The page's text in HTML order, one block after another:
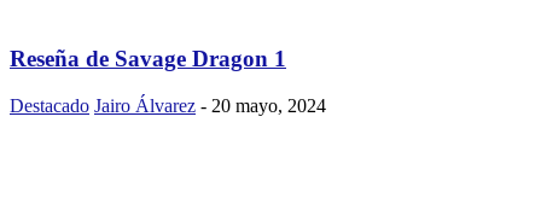
Reseña de Savage Dragon 1
Destacado Jairo Álvarez - 20 mayo, 2024